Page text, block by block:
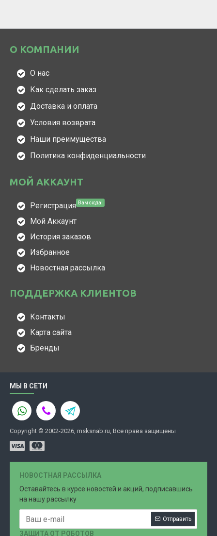
О КОМПАНИИ
О нас
Как сделать заказ
Доставка и оплата
Условия возврата
Наши преимущества
Политика конфиденциальности
МОЙ АККАУНТ
Регистрация Вам сюда!
Мой Аккаунт
История заказов
Избранное
Новостная рассылка
ПОДДЕРЖКА КЛИЕНТОВ
Контакты
Карта сайта
Бренды
МЫ В СЕТИ
Copyright © 2002-2026, msksnab.ru, Все права защищены
НОВОСТНАЯ РАССЫЛКА
Оставайтесь в курсе новостей и акций, подписавшись
на нашу рассылку
Отправить
ЗАЩИТА ОТ РОБОТОВ